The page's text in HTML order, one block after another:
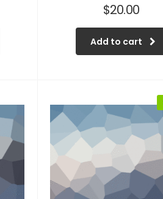
$20.00
Add to cart